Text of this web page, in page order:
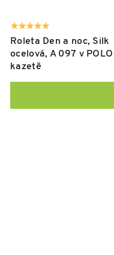
Roleta Den a noc, Silk
ocelová, A 097 v POLO
kazetě